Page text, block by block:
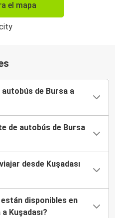
el mapa
de Bursa a
de autobús de Bursa
desde Kuşadası
disponibles en
Kuşadası?